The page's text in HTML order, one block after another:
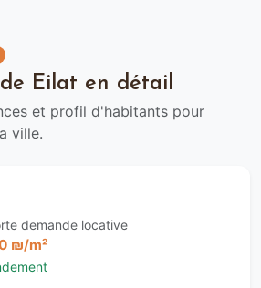
Eilat en détail
et profil d'habitants pour
ville.
demande locative
₪/m²